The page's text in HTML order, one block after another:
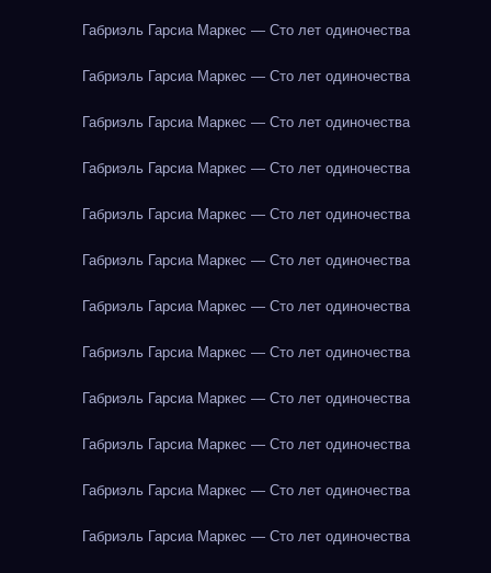
Габриэль Гарсиа Маркес — Сто лет одиночества
Габриэль Гарсиа Маркес — Сто лет одиночества
Габриэль Гарсиа Маркес — Сто лет одиночества
Габриэль Гарсиа Маркес — Сто лет одиночества
Габриэль Гарсиа Маркес — Сто лет одиночества
Габриэль Гарсиа Маркес — Сто лет одиночества
Габриэль Гарсиа Маркес — Сто лет одиночества
Габриэль Гарсиа Маркес — Сто лет одиночества
Габриэль Гарсиа Маркес — Сто лет одиночества
Габриэль Гарсиа Маркес — Сто лет одиночества
Габриэль Гарсиа Маркес — Сто лет одиночества
Габриэль Гарсиа Маркес — Сто лет одиночества